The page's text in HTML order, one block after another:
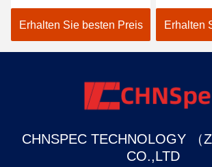
Beförderungs-
Spektrofotometer für
Farbmessung
Erhalten Sie besten Preis
CS-810
CLEDs
Erhalten
CHNSPEC TECHNOLOGY （
CO.,LTD